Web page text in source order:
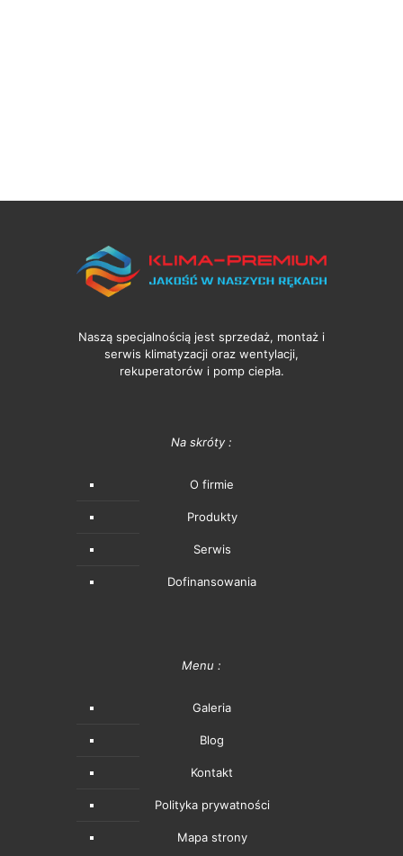
Naszą specjalnością jest sprzedaż, montaż i
serwis klimatyzacji oraz wentylacji,
rekuperatorów i pomp ciepła.
Na skróty :
O firmie
Produkty
Serwis
Dofinansowania
Menu :
Galeria
Blog
Kontakt
Polityka prywatności
Mapa strony